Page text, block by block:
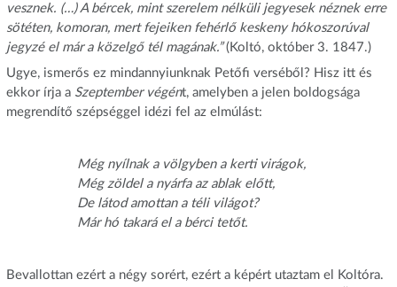
vesznek. (…) A bércek, mint szerelem nélküli jegyesek néznek erre
sötéten, komoran, mert fejeiken fehérlő keskeny hókoszorúval
jegyzé el már a közelgő tél magának.”(Koltó, október 3. 1847.)
Ugye, ismerős ez mindannyiunknak Petőfi verséből? Hisz itt és
ekkor írja a Szeptember végént, amelyben a jelen boldogsága
megrendítő szépséggel idézi fel az elmúlást:
Még nyílnak a völgyben a kerti virágok,
Még zöldel a nyárfa az ablak előtt,
De látod amottan a téli világot?
Már hó takará el a bérci tetőt.
Bevallottan ezért a négy sorért, ezért a képért utaztam el Koltóra.